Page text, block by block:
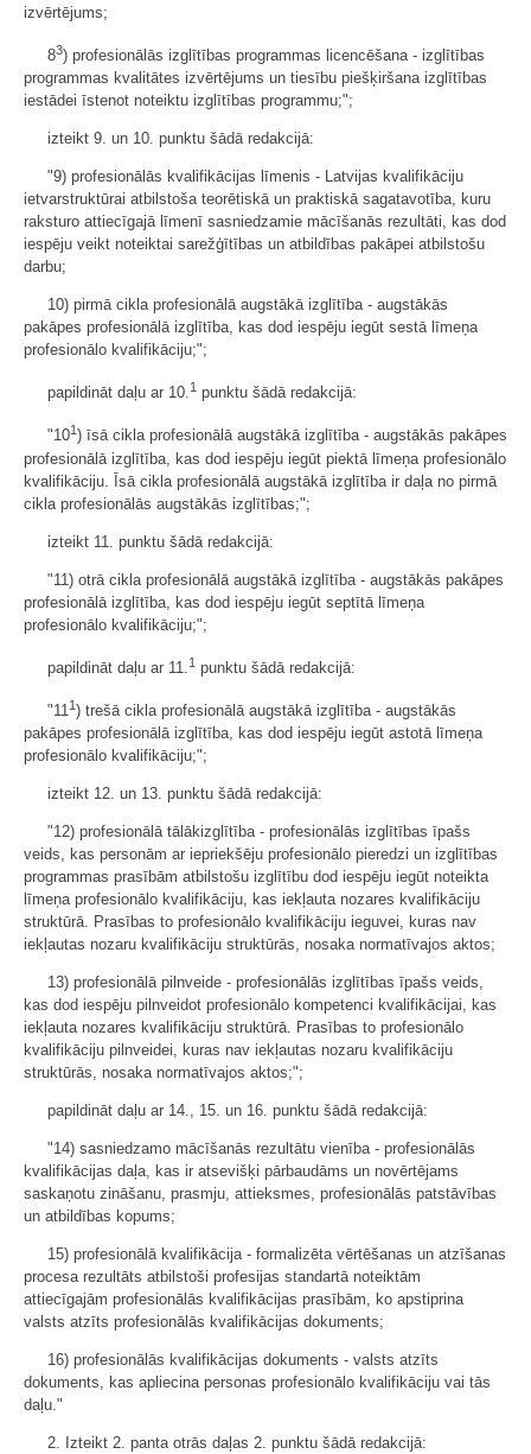
izvērtējums;
83) profesionālās izglītības programmas licencēšana - izglītības
programmas kvalitātes izvērtējums un tiesību piešķiršana izglītības
iestādei īstenot noteiktu izglītības programmu;";
izteikt 9. un 10. punktu šādā redakcijā:
"9) profesionālās kvalifikācijas līmenis - Latvijas kvalifikāciju
ietvarstruktūrai atbilstoša teorētiskā un praktiskā sagatavotība, kuru
raksturo attiecīgajā līmenī sasniedzamie mācīšanās rezultāti, kas dod
iespēju veikt noteiktai sarežģītības un atbildības pakāpei atbilstošu
darbu;
10) pirmā cikla profesionālā augstākā izglītība - augstākās
pakāpes profesionālā izglītība, kas dod iespēju iegūt sestā līmeņa
profesionālo kvalifikāciju;";
papildināt daļu ar 10.1 punktu šādā redakcijā:
"101 ) īsā cikla profesionālā augstākā izglītība - augstākās pakāpes
profesionālā izglītība, kas dod iespēju iegūt piektā līmeņa profesionālo
kvalifikāciju. Īsā cikla profesionālā augstākā izglītība ir daļa no pirmā
cikla profesionālās augstākās izglītības;";
izteikt 11. punktu šādā redakcijā:
"11) otrā cikla profesionālā augstākā izglītība - augstākās pakāpes
profesionālā izglītība, kas dod iespēju iegūt septītā līmeņa
profesionālo kvalifikāciju;";
papildināt daļu ar 11. 1 punktu šādā redakcijā:
"111) trešā cikla profesionālā augstākā izglītība - augstākās
pakāpes profesionālā izglītība, kas dod iespēju iegūt astotā līmeņa
profesionālo kvalifikāciju;";
izteikt 12. un 13. punktu šādā redakcijā:
"12) profesionālā tālākizglītība - profesionālās izglītības īpašs
veids, kas personām ar iepriekšēju profesionālo pieredzi un izglītības
programmas prasībām atbilstošu izglītību dod iespēju iegūt noteikta
līmeņa profesionālo kvalifikāciju, kas iekļauta nozares kvalifikāciju
struktūrā. Prasības to profesionālo kvalifikāciju ieguvei, kuras nav
iekļautas nozaru kvalifikāciju struktūrās, nosaka normatīvajos aktos;
13) profesionālā pilnveide - profesionālās izglītības īpašs veids,
kas dod iespēju pilnveidot profesionālo kompetenci kvalifikācijai, kas
iekļauta nozares kvalifikāciju struktūrā. Prasības to profesionālo
kvalifikāciju pilnveidei, kuras nav iekļautas nozaru kvalifikāciju
struktūrās, nosaka normatīvajos aktos;";
papildināt daļu ar 14., 15. un 16. punktu šādā redakcijā:
"14) sasniedzamo mācīšanās rezultātu vienība - profesionālās
kvalifikācijas daļa, kas ir atsevišķi pārbaudāms un novērtējams
saskaņotu zināšanu, prasmju, attieksmes, profesionālās patstāvības
un atbildības kopums;
15) profesionālā kvalifikācija - formalizēta vērtēšanas un atzīšanas
procesa rezultāts atbilstoši profesijas standartā noteiktām
attiecīgajām profesionālās kvalifikācijas prasībām, ko apstiprina
valsts atzīts profesionālās kvalifikācijas dokuments;
16) profesionālās kvalifikācijas dokuments - valsts atzīts
dokuments, kas apliecina personas profesionālo kvalifikāciju vai tās
daļu."
2. Izteikt 2. panta otrās daļas 2. punktu šādā redakcijā: